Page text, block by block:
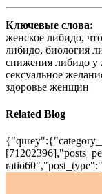
Ключевые слова:
женское либидо,
либидо, биология
снижения либидо у
сексуальное
здоровье женщин
Related Blog